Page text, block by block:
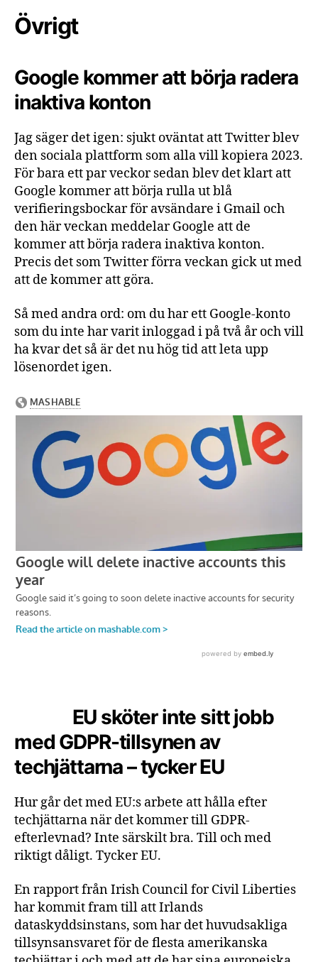
Övrigt
Google kommer att börja radera
inaktiva konton
Jag säger det igen: sjukt oväntat att Twitter blev
den sociala plattform som alla vill kopiera 2023.
För bara ett par veckor sedan blev det klart att
Google kommer att börja rulla ut blå
verifieringsbockar för avsändare i Gmail och
den här veckan meddelar Google att de
kommer att börja radera inaktiva konton.
Precis det som Twitter förra veckan gick ut med
att de kommer att göra.
Så med andra ord: om du har ett Google-konto
som du inte har varit inloggad i på två år och vill
ha kvar det så är det nu hög tid att leta upp
lösenordet igen.
EU sköter inte sitt jobb
med GDPR-tillsynen av
techjättarna – tycker EU
Hur går det med EU:s arbete att hålla efter
techjättarna när det kommer till GDPR-
efterlevnad? Inte särskilt bra. Till och med
riktigt dåligt. Tycker EU.
En rapport från Irish Council for Civil Liberties
har kommit fram till att Irlands
dataskyddsinstans, som har det huvudsakliga
tillsynsansvaret för de flesta amerikanska